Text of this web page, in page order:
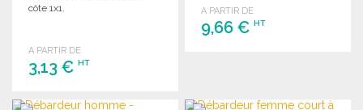
côte 1x1.
A PARTIR DE
3,13 € HT
COMMANDER
A PARTIR DE
9,66 €HT